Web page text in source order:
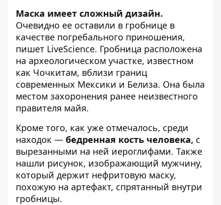
Маска имеет сложный дизайн.
Очевидно ее оставили в гробнице в
качестве погребального приношения,
пишет LiveScience. Гробница расположена
на археологическом участке, известном
как Чочкитам, вблизи границ
современных Мексики и Белиза. Она была
местом захоронения ранее неизвестного
правителя майя.
Кроме того, как уже отмечалось, среди
находок — бедренная кость человека, с
вырезанными на ней иероглифами. Также
нашли рисунок, изображающий мужчину,
который держит нефритовую маску,
похожую на артефакт, спрятанный внутри
гробницы.